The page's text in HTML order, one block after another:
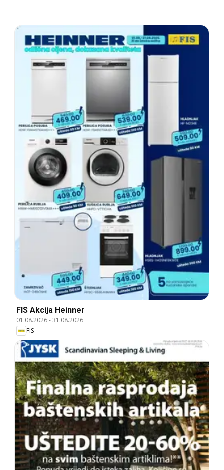
FIS Akcija Heinner
01.08.2026-31.08.2026
FIS